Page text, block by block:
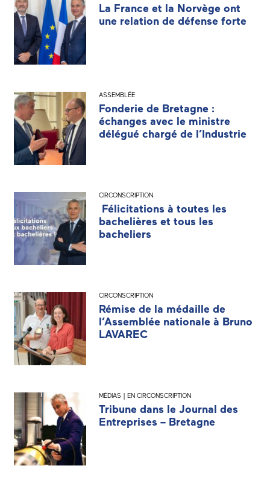
La France et la Norvège ont
une relation de défense forte
ASSEMBLÉE
Fonderie de Bretagne :
échanges avec le ministre
délégué chargé de l’Industrie
CIRCONSCRIPTION
Félicitations à toutes les
bachelières et tous les
bacheliers
CIRCONSCRIPTION
Rémise de la médaille de
l’Assemblée nationale à Bruno
LAVAREC
MÉDIAS | EN CIRCONSCRIPTION
Tribune dans le Journal des
Entreprises – Bretagne